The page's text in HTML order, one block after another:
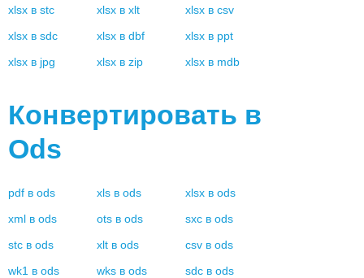
xlsx в stc xlsx в xlt xlsx в csv
xlsx в sdc xlsx в dbf xlsx в ppt
xlsx в jpg xlsx в zip xlsx в mdb
Конвертировать в
Ods
pdf в ods xls в ods xlsx в ods
xml в ods ots в ods sxc в ods
stc в ods xlt в ods csv в ods
wk1 в ods wks в ods sdc в ods